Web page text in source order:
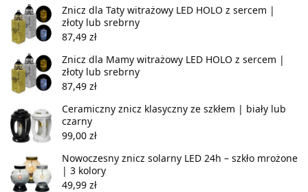
Znicz dla Taty witrażowy LED HOLO z sercem |
złoty lub srebrny
87,49 zł
Znicz dla Mamy witrażowy LED HOLO z sercem |
złoty lub srebrny
87,49 zł
Ceramiczny znicz klasyczny ze szkłem | biały lub
czarny
99,00 zł
Nowoczesny znicz solarny LED 24h – szkło mrożone
| 3 kolory
49,99 zł